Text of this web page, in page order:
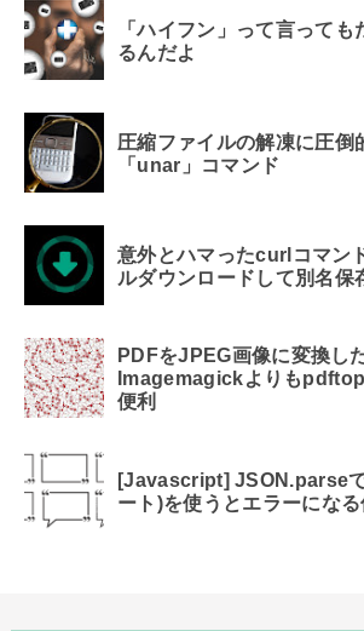
「ハイフン」って言って
るんだよ
圧縮ファイルの解凍に圧倒
「unar」コマンド
意外とハマったcurlコマン
ルダウンロードして別名保
PDFをJPEG画像に変換し
Imagemagickよりも
便利
[Javascript] JSON.parse
ート)を使うとエラーにな